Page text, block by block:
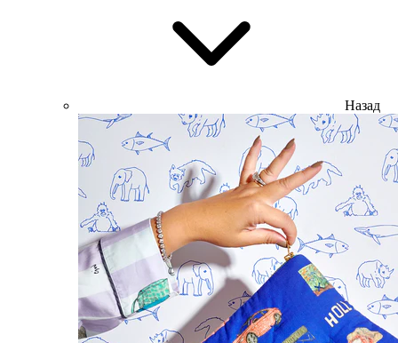
Назад